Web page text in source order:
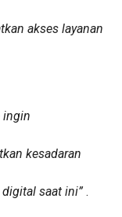
akses layanan
ingin
kesadaran
saat ini” .